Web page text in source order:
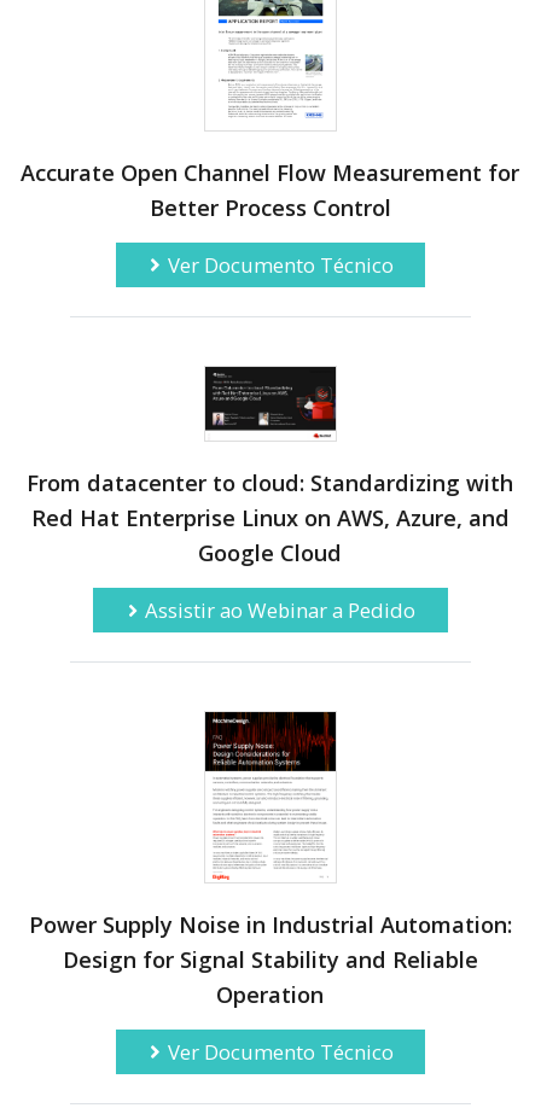
Accurate Open Channel Flow Measurement for
Better Process Control
Ver Documento Técnico
From datacenter to cloud: Standardizing with
Red Hat Enterprise Linux on AWS, Azure, and
Google Cloud
Assistir ao Webinar a Pedido
Power Supply Noise in Industrial Automation:
Design for Signal Stability and Reliable
Operation
Ver Documento Técnico